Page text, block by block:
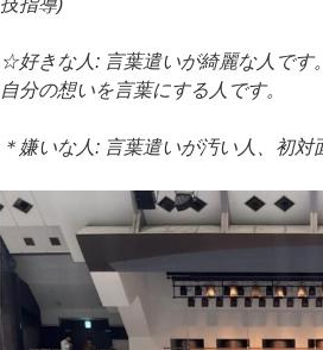
技指導)
☆好きな人: 言葉遣いが綺麗な人です
自分の想いを言葉にする人です。
＊嫌いな人: 言葉遣いが汚い人、初